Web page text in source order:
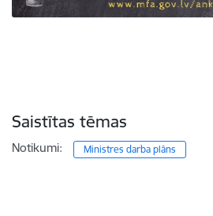
Saistītas tēmas
Notikumi: Ministres darba plāns